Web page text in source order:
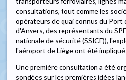
consultations, tout comme les
opérateurs de quai connus du Port
d'Anvers, des représentants du
nationale de sécurité (SSICF)),
l'aéroport de Liège ont été
Une première consultation a été
sondées sur les premières idées